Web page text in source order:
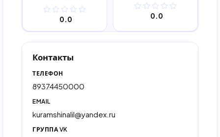
0.0 0.0
Контакты
ТЕЛЕФОН
89374450000
EMAIL
kuramshinalil@yandex.ru
ГРУППА VK